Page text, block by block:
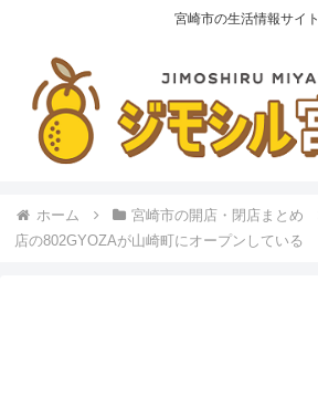
宮崎市の生活情報サイト
ホーム 宮崎市の開店・閉店まとめ
店の802GYOZAが山崎町にオープンしている